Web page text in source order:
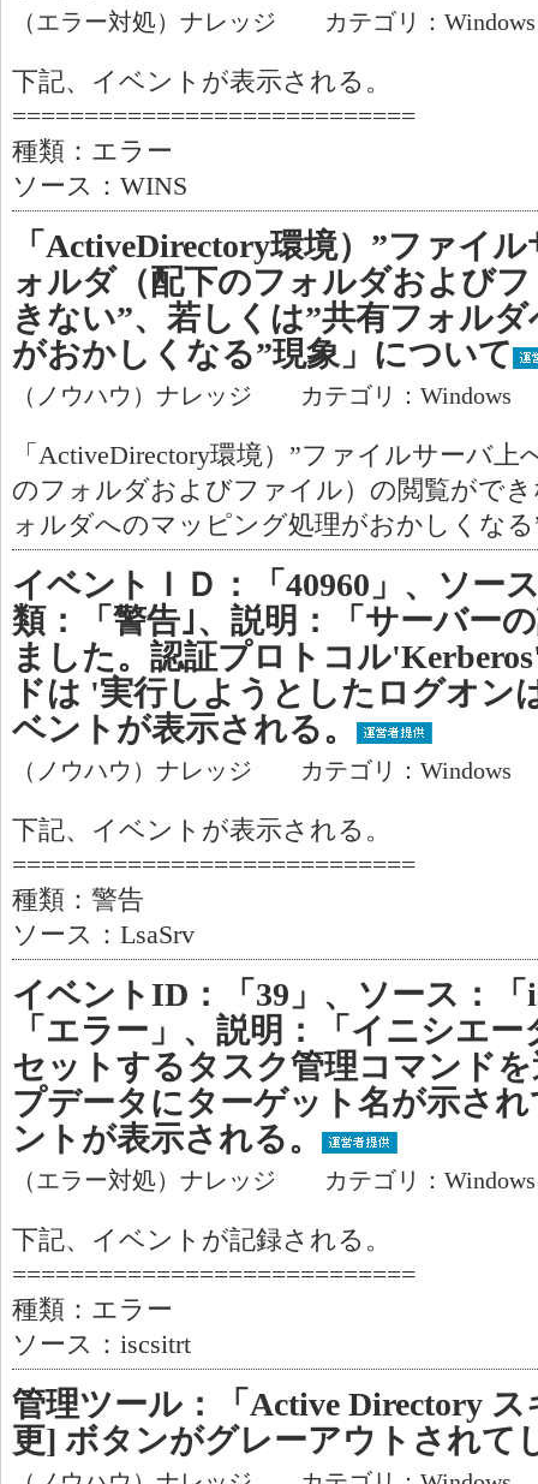
（エラー対処）ナレッジ カテゴリ：
下記、イベントが表示される。
============================
種類：エラー
ソース：WINS
「ActiveDirectory環境）”ファイ
ォルダ（配下のフォルダおよび
きない”、若しくは”共有フォル
がおかしくなる”現象」について
（ノウハウ）ナレッジ カテゴリ：Windows
「ActiveDirectory環境）”ファイルサーバ
のフォルダおよびファイル）の閲覧がで
ォルダへのマッピング処理がおかしくな
イベントＩＤ：「40960」、ソー
類：「警告｣、説明：「サーバー
ました。認証プロトコル
ドは '実行しようとしたログオン
ベントが表示される。
（ノウハウ）ナレッジ カテゴリ：Windows
下記、イベントが表示される。
============================
種類：警告
ソース：LsaSrv
イベントID：「39」、ソース：
「エラー」、説明：「イニシエ
セットするタスク管理コマンド
プデータにターゲット名が示さ
ントが表示される。
（エラー対処）ナレッジ カテゴリ：
下記、イベントが記録される。
============================
種類：エラー
ソース：iscsitrt
管理ツール：「Active Directory
更] ボタンがグレーアウトされて